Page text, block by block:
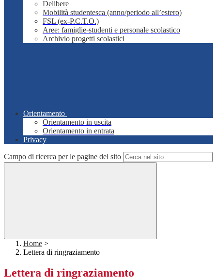
Delibere
Mobilità studentesca (anno/periodo all’estero)
FSL (ex-P.C.T.O.)
Aree: famiglie-studenti e personale scolastico
Archivio progetti scolastici
Orientamento
Orientamento in uscita
Orientamento in entrata
Privacy
Campo di ricerca per le pagine del sito
Home >
Lettera di ringraziamento
Lettera di ringraziamento